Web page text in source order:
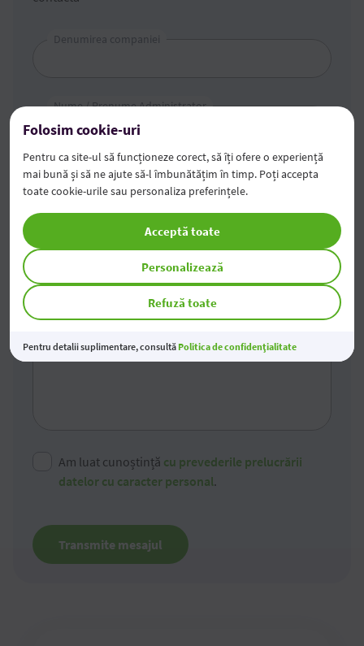
Denumirea companiei
Nume / Prenume Administrator
IDNO
Am luat cunoștință cu prevederile prelucrării
datelor cu caracter personal.
Transmite mesajul
Folosim cookie-uri
Pentru ca site-ul să funcționeze corect, să îți ofere o experiență
mai bună și să ne ajute să-l îmbunătățim în timp. Poți accepta
toate cookie-urile sau personaliza preferințele.
Refuză toate
Personalizează
Acceptă toate
Pentru detalii suplimentare, consultă Politica de confidențialitate